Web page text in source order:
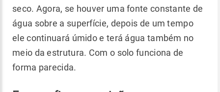
seco. Agora, se houver uma fonte constante de
água sobre a superfície, depois de um tempo
ele continuará úmido e terá água também no
meio da estrutura. Com o solo funciona de
forma parecida.